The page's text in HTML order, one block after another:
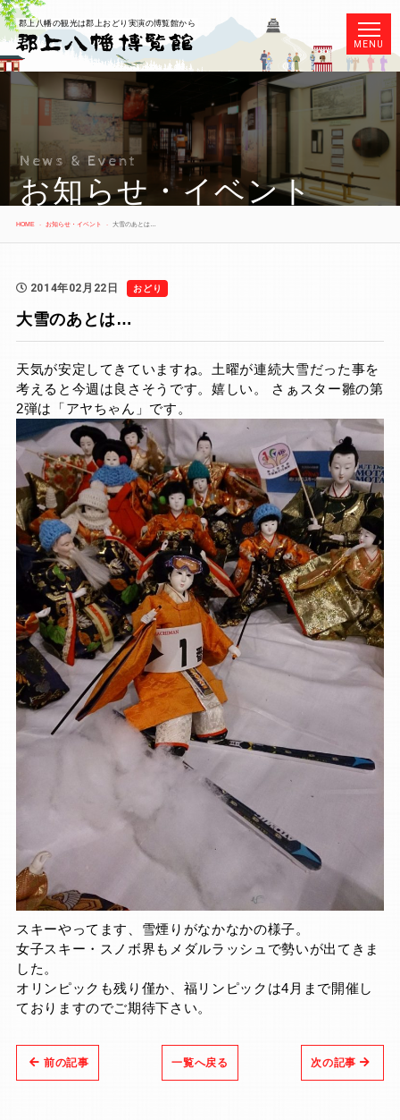
郡上八幡の観光は郡上おどり実演の博覧館から
News & Event
お知らせ・イベント
HOME お知らせ・イベント 大雪のあとは…
2014年02月22日 おどり
大雪のあとは…
天気が安定してきていますね。土曜が連続大雪だった事を
考えると今週は良さそうです。嬉しい。 さぁスター雛の第
2弾は「アヤちゃん」です。
スキーやってます、雪煙りがなかなかの様子。
女子スキー・スノボ界もメダルラッシュで勢いが出てきま
した。
オリンピックも残り僅か、福リンピックは4月まで開催し
ておりますのでご期待下さい。
次の記事
一覧へ戻る
前の記事
MENU